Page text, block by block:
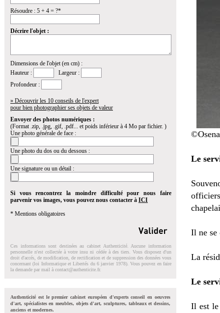
Résoudre : 5 + 4 = ?*
Décrire l'objet :
Dimensions de l'objet (en cm) :
Hauteur :
Largeur :
Profondeur :
» Découvrir les 10 conseils de l'expert
pour bien photographier ses objets de valeur
Envoyer des photos numériques :
(Format .zip, .jpg, .gif, .pdf... et poids inférieur à 4 Mo par fichier. )
Une photo générale de face :
Une photo du dos ou du dessous :
Une signature ou un détail :
Si vous rencontrez la moindre difficulté pour nous faire
parvenir vos images, vous pouvez nous contacter à ICI
* Mentions obligatoires
Ces informations sont destinées au cabinet Authenticité. Aucune information
personnelle n'est collectée à votre insu ni cédée à des tiers. Vous disposez d'un
droit d'accés, de modification, de rectification et de suppression des données vous
concernant (loi Informatique et Libertés du 6 janvier 1978). Vous pouvez en faire
la demande par mail à contact@authenticite.fr.
Authenticité est le premier cabinet européen d'experts conseil en oeuvres
d'art, spécialistes en meubles, objets d'art, sculptures, tableaux et dessins,
anciens et modernes.
Le
Il ne se
La
Le
Il est le